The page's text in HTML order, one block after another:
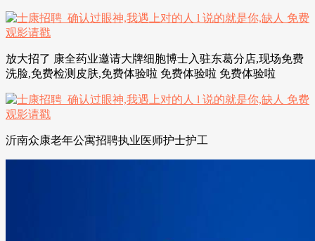
放大招了 康全药业邀请大牌细胞博士入驻东葛分店,现场免费
洗脸,免费检测皮肤,免费体验啦 免费体验啦 免费体验啦
沂南众康老年公寓招聘执业医师护士护工